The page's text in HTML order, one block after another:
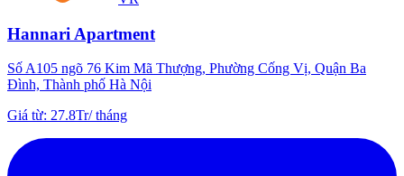
Hannari Apartment
Số A105 ngõ 76 Kim Mã Thượng, Phường Cống Vị, Quận Ba
Đình, Thành phố Hà Nội
Giá từ: 27.8Tr/tháng